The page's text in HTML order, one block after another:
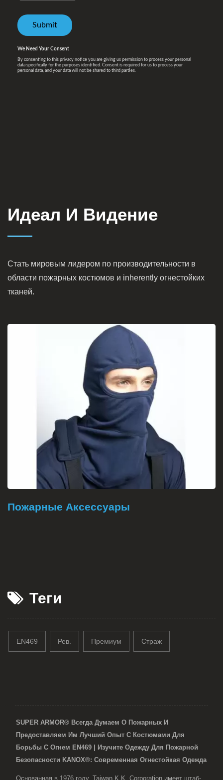
Идеал И Видение
Стать мировым лидером по производительности в
области пожарных костюмов и inherently огнестойких
тканей.
Пожарные Аксессуары
Теги
EN469 Рев. Премиум Страж
SUPER ARMOR® Всегда Думаем О Пожарных И
Предоставляем Им Лучший Опыт С Костюмами Для
Борьбы С Огнем EN469 | Изучите Одежду Для Пожарной
Безопасности KANOX®: Современная Огнестойкая Одежда
Основанная в 1976 году, Taiwan K.K. Corporation имеет штаб-